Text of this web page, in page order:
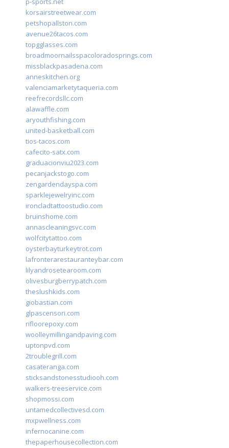
korsairstreetwear.com
petshopallston.com
avenue26tacos.com
topgglasses.com
broadmoornailsspacoloradosprings.com
missblackpasadena.com
anneskitchen.org
valenciamarketytaqueria.com
reefrecordsllc.com
alawaffle.com
aryouthfishing.com
united-basketball.com
tios-tacos.com
cafecito-satx.com
graduacionviu2023.com
pecanjackstogo.com
zengardendayspa.com
sparklejewelryinc.com
ironcladtattoostudio.com
bruinshome.com
annascleaningsvc.com
wolfcitytattoo.com
oysterbayturkeytrot.com
lafronterarestauranteybar.com
lilyandrosetearoom.com
olivesburgberrypatch.com
theslushkids.com
giobastian.com
glpascensori.com
rifloorepoxy.com
woolleymillingandpaving.com
uptonpvd.com
2troublegrill.com
casateranga.com
sticksandstonesstudiooh.com
walkers-treeservice.com
shopmossi.com
untamedcollectivesd.com
mxpwellness.com
infernocanine.com
thepaperhousecollection.com